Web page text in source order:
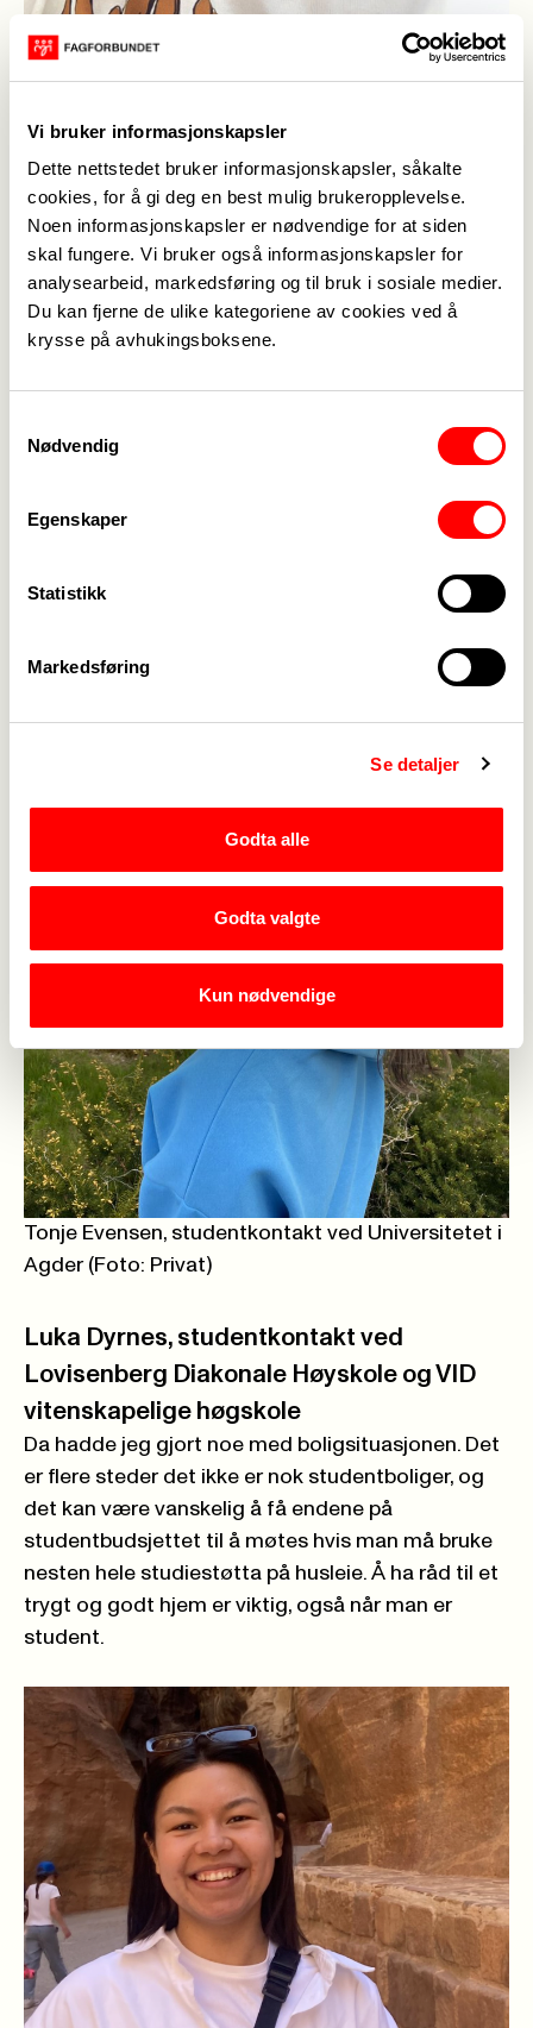
Vi bruker informasjonskapsler
Dette nettstedet bruker informasjonskapsler, såkalte
cookies, for å gi deg en best mulig brukeropplevelse.
Noen informasjonskapsler er nødvendige for at siden
skal fungere. Vi bruker også informasjonskapsler for
analysearbeid, markedsføring og til bruk i sosiale medier.
Du kan fjerne de ulike kategoriene av cookies ved å
krysse på avhukingsboksene.
Nødvendig
Egenskaper
Statistikk
Markedsføring
Se detaljer
Godta alle
Godta valgte
Kun nødvendige
Marianne M Snersrud, studentkontakt ved NTNU Gjøvik
(Foto: Privat)
Tonje Evensen, studentkontakt ved
Universitetet i Agder
Jeg ville hatt en studentkonferanse, hvor
studentene fikk vite mer om hva Fagforbundet
studentlivet her i Norge. På UiA er det stort fokus
på det sosiale. Dette er med på å skape trygge
rammer og er med på å gjøre studentene enda
hadde jeg innført bedre tannhelseordninger, og
Tonje Evensen, studentkontakt ved Universitetet i
Agder (Foto: Privat)
Luka Dyrnes, studentkontakt ved
Lovisenberg Diakonale Høyskole og VID
vitenskapelige høgskole
Da hadde jeg gjort noe med boligsituasjonen. Det
er flere steder det ikke er nok studentboliger, og
det kan være vanskelig å få endene på
studentbudsjettet til å møtes hvis man må bruke
nesten hele studiestøtta på husleie. Å ha råd til et
trygt og godt hjem er viktig, også når man er
student.